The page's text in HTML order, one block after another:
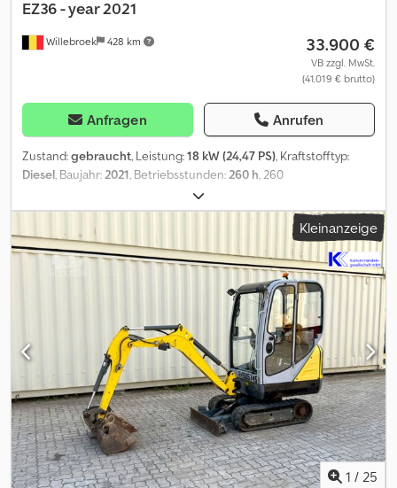
Willebroek 428 km
EZ36 - year 2021
33.900 €
VB zzgl. MwSt.
(41.019 € brutto)
Anfragen Anrufen
Zustand:gebraucht, Leistung:18 kW (24,47 PS), Kraftstofftyp:
Diesel, Baujahr:2021, Betriebsstunden:260 h, 260
Betriebsstunden – Raupenbagger 3972 KG –
Schnellwechselsystem – Zusatzfunktionen – 2 x Löffel – 18,2 kW
Motor – Planierschild – = Weitere Informationen = Baujahr: 2021
Modelljahr: 2021 Verwendungszweck: Bauwesen Antrieb: Raupe
Leergewicht: 3.972 kg CE-Kennzeichnung: ja Wenden Sie sich an
Miguel Cubas, um weitere Informationen zu erhalten. =
Firmeninformationen = Dcodoy Hpklspfx Aczjk We are located
between Antwerp and Brussels along the A12 motorway, nearby
the port of Antwerp. Opening hours: Monday till Friday
continuously from 8.30 am to 19.00 pm.
Kleinanzeige
1 / 25